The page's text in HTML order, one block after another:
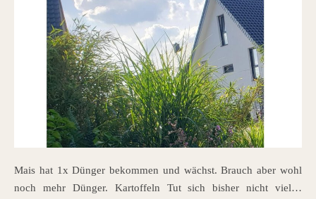
Mais hat 1x Dünger bekommen und wächst. Brauch aber wohl
noch mehr Dünger. Kartoffeln Tut sich bisher nicht viel…